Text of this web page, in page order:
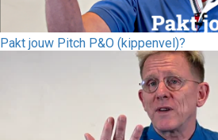
Pakt jouw Pitch P&O (kippenvel)?